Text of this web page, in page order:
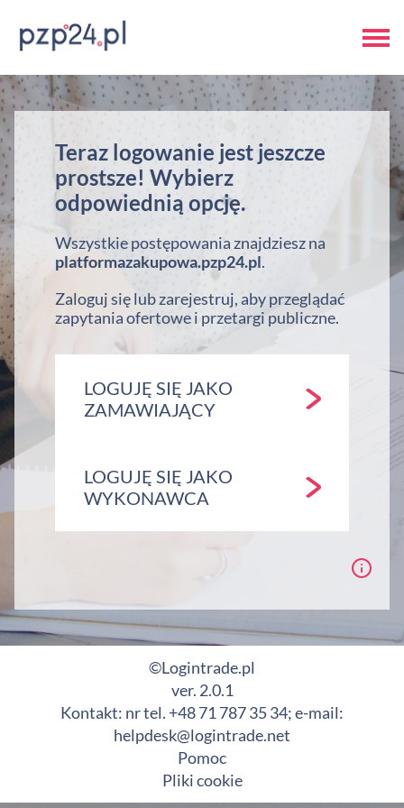
Teraz logowanie jest jeszcze
prostsze! Wybierz
odpowiednią opcję.
Wszystkie postępowania znajdziesz na
platformazakupowa.pzp24.pl.
Zaloguj się lub zarejestruj, aby przeglądać
zapytania ofertowe i przetargi publiczne.
LOGUJĘ SIĘ JAKO
ZAMAWIAJĄCY
LOGUJĘ SIĘ JAKO
WYKONAWCA
©Logintrade.pl
ver. 2.0.1
Kontakt: nr tel. +48 71 787 35 34; e-mail:
helpdesk@logintrade.net
Pomoc
Pliki cookie